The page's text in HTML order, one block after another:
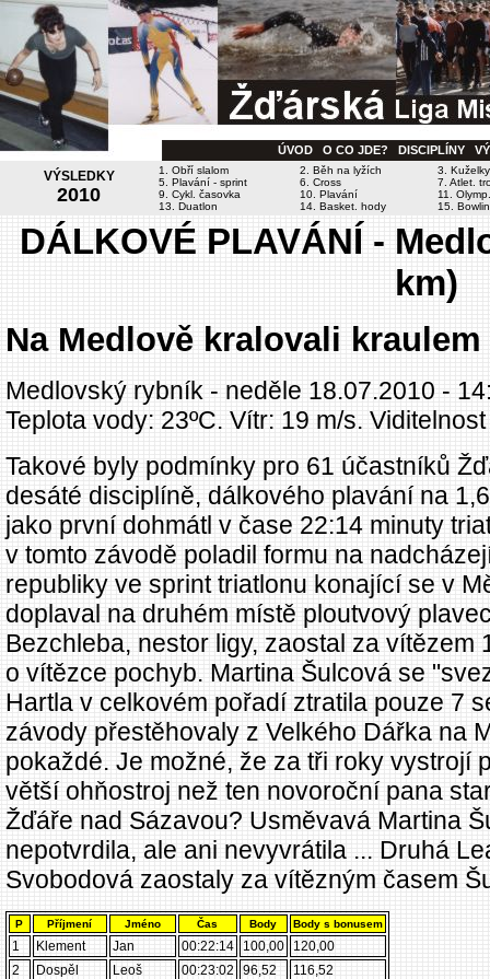
ÚVOD O CO JDE? DISCIPLÍNY
VÝSLEDKY
2010
1. Obří slalom 2. Běh na lyžích
3. Kuželky
5. Plavání - sprint
6. Cross
7. Atlet.
9. Cykl. časovka
10. Plavání
11.
13. Duatlon
14. Basket. hody 15.
DÁLKOVÉ PLAVÁNÍ -
km)
Na Medlově kralovali
Medlovský rybník - neděle 18.07.2010 -
Teplota vody: 23ºC. Vítr: 19 m/s.
Takové byly podmínky pro 61 účastníků
desáté disciplíně, dálkového plavání na
jako první dohmátl v čase 22:14 minuty
v tomto závodě poladil formu na
republiky ve sprint triatlonu konající se v
doplaval na druhém místě ploutvový
Bezchleba, nestor ligy, zaostal za vítězem
o vítězce pochyb. Martina Šulcová se
Hartla v celkovém pořadí ztratila pouze 7
závody přestěhovaly z Velkého Dářka na
pokaždé. Je možné, že za tři roky vystrojí
větší ohňostroj než ten novoroční pana
Žďáře nad Sázavou? Usměvavá Martina
nepotvrdila, ale ani nevyvrátila ... Druhá
Svobodová zaostaly za vítězným časem
P Příjmení Jméno Čas Body Body s bonusem
1 Klement Jan 00:22:14 100,00
120,00
2
Dospěl Leoš 00:23:02 96,52
116,52